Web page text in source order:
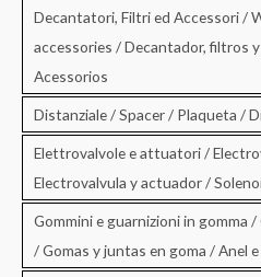
Decantatori, Filtri ed Accessori /
accessories / Decantador, filtros
Acessorios
Distanziale / Spacer / Plaqueta /
Elettrovalvole e attuatori /
Electrovalvula y actuador /
Gommini e guarnizioni in gomma
/ Gomas y juntas en goma / Anel